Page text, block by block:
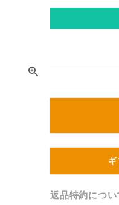
返品特約につい